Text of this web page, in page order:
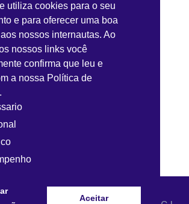
Servidor
Servidor
utiliza cookies para o seu
e para oferecer uma boa
nossos internautas. Ao
nossos links você
confirma que leu e
a nossa Política de
Aceitar